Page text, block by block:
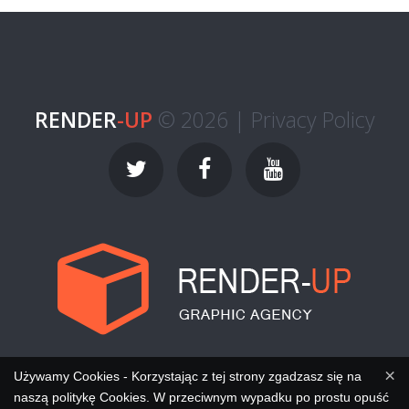
RENDER-UP © 2026 | Privacy Policy
×
Używamy Cookies - Korzystając z tej strony zgadzasz się na
naszą politykę Cookies. W przeciwnym wypadku po prostu opuść